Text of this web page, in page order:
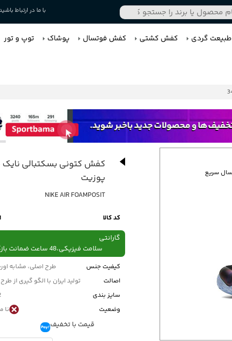
با ما در ارتباط
گردی کفش کشتی کفش فوتسال پوشاک توپ و تور
سریع
کفش کتونی بسکتبالی
پوزیت
NIKE AIR FOAMPOSIT
کد کالا
گارانتی
سلامت فیزیکی،48 ساعت ضمانت بازگشت
کیفیت جنس
طرح اصلی، مشابه
اصالت
تولید ایران با الگو گیری از
سایز بندی
وضعیت
نا
قیمت با تخفیف